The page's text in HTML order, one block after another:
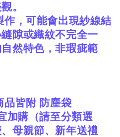
。
作，可能會出現紗線結
隙或織紋不完全一
然特色，非瑕疵範
品皆附 防塵袋
加購（請至分類選
母親節、新年送禮